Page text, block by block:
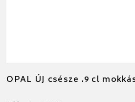
OPAL ÚJ csésze .9 cl